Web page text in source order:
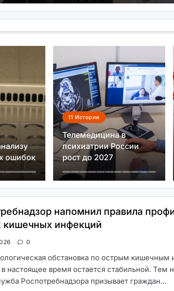
ошибок
11 Истории
Телемедицина в
психиатрии России
рост до 2027
напомнил правила
кишечных инфекций
0
обстановка по острым кишечным
настоящее время остается стабильной. Тем
Роспотребнадзора призывает граждан…